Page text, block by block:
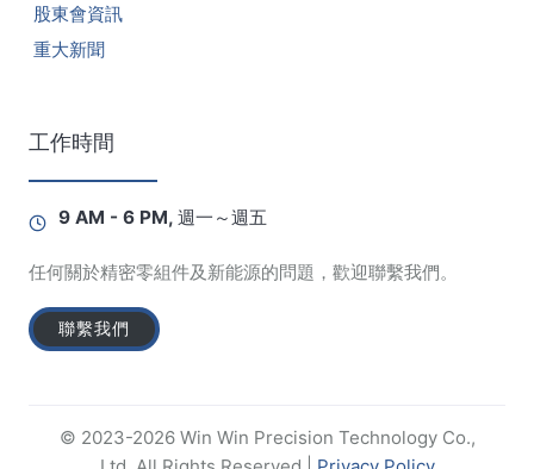
股東會資訊
重大新聞
工作時間
9 AM - 6 PM, 週一～週五
任何關於精密零組件及新能源的問題，歡迎聯繫我們。
聯繫我們
© 2023-2026 Win Win Precision Technology Co.,